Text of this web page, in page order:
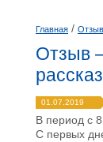
Главная /
Отзыв
01.07.2019
В период с
С первых